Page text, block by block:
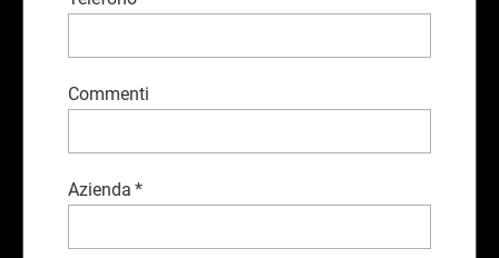
Commenti
Azienda *